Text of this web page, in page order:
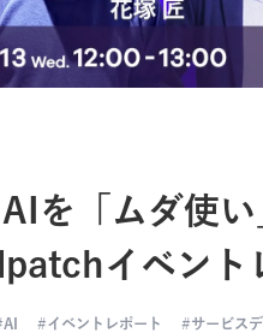
を「ムダ使
イベント
AI イベントレポート サービス